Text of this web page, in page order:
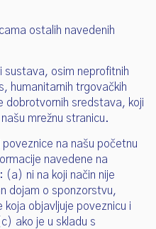
ostalih navedenih
sustava, osim neprofitnih
humanitarnih trgovačkih
dobrotvornih sredstava, koji
mrežnu stranicu.
na našu početnu
navedene na
(a) ni na koji način nije
dojam o sponzorstvu,
koja objavljuje poveznicu i
ako je u skladu s